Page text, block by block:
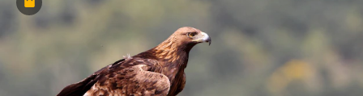
Premium